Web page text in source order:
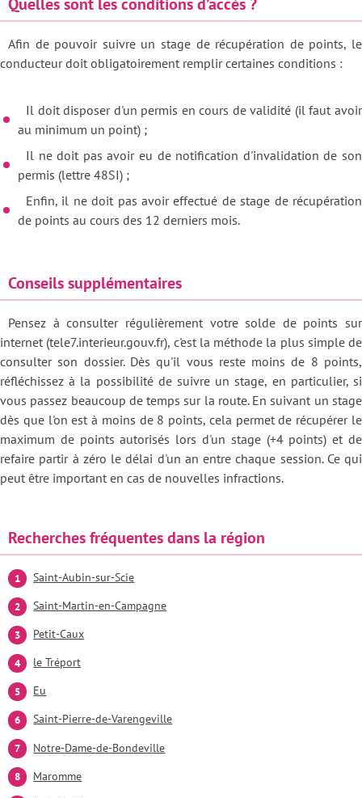
Afin de pouvoir suivre un stage de récupération de points, le
conducteur doit obligatoirement remplir certaines conditions :
Il doit disposer d'un permis en cours de validité (il faut avoir
au minimum un point) ;
Il ne doit pas avoir eu de notification d'invalidation de son
permis (lettre 48SI) ;
Enfin, il ne doit pas avoir effectué de stage de récupération
de points au cours des 12 derniers mois.
Conseils supplémentaires
Pensez à consulter régulièrement votre solde de points sur
internet (tele7.interieur.gouv.fr), c'est la méthode la plus simple de
consulter son dossier. Dès qu'il vous reste moins de 8 points,
réfléchissez à la possibilité de suivre un stage, en particulier, si
vous passez beaucoup de temps sur la route. En suivant un stage
dès que l'on est à moins de 8 points, cela permet de récupérer le
maximum de points autorisés lors d'un stage (+4 points) et de
refaire partir à zéro le délai d'un an entre chaque session. Ce qui
peut être important en cas de nouvelles infractions.
Recherches fréquentes dans la région
Saint-Aubin-sur-Scie
Saint-Martin-en-Campagne
Petit-Caux
le Tréport
Eu
Saint-Pierre-de-Varengeville
Notre-Dame-de-Bondeville
Maromme